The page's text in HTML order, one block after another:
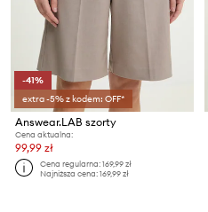
-41%
extra -5% z kodem: OFF*
Answear.LAB szorty
Cena aktualna:
99,99 zł
Cena regularna:169,99 zł
Najniższa cena:169,99 zł